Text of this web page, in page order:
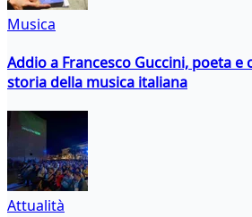
Musica
Addio a Francesco Guccini, poeta
storia della musica italiana
Attualità